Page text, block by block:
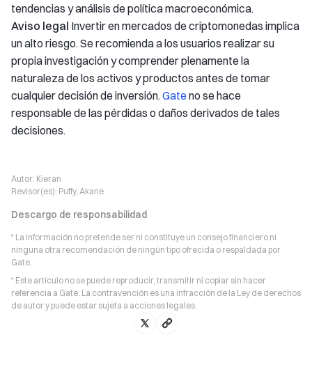
tendencias y análisis de política macroeconómica.
Aviso legal Invertir en mercados de criptomonedas implica
un alto riesgo. Se recomienda a los usuarios realizar su
propia investigación y comprender plenamente la
naturaleza de los activos y productos antes de tomar
cualquier decisión de inversión. Gateno se hace
responsable de las pérdidas o daños derivados de tales
decisiones.
Autor: Kieran
Revisor(es): Puffy, Akane
Descargo de responsabilidad
* La información no pretende ser ni constituye un consejo financiero ni
ninguna otra recomendación de ningún tipo ofrecida o respaldada por
Gate.
* Este artículo no se puede reproducir, transmitir ni copiar sin hacer
referencia a Gate. La contravención es una infracción de la Ley de derechos
de autor y puede estar sujeta a acciones legales.